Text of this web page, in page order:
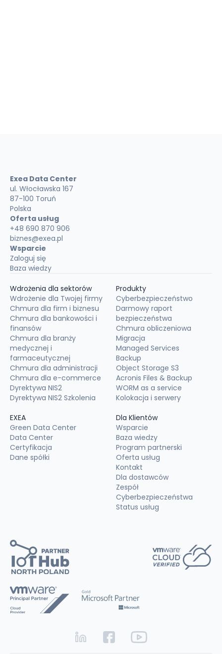
Exea Data Center
ul. Włocławska 167
87-100 Toruń
Polska
Oferta usług
+48 690 870 906
biznes@exea.pl
Wsparcie
Zaloguj się
Baza wiedzy
Wdrożenia dla sektorów
Wdrożenie dla Twojej firmy
Chmura dla firm i biznesu
Chmura dla bankowości i
finansów
Chmura dla branży
medycznej i
farmaceutycznej
Chmura dla administracji
Chmura dla e-commerce
Dyrektywa NIS2
Dyrektywa NIS2 Szkolenia
Produkty
Cyberbezpieczeństwo
Darmowy raport
bezpieczeństwa
Chmura obliczeniowa
Migracja
Managed Services
Backup
Object Storage S3
Acronis Files & Backup
WORM as a service
Kolokacja i serwery
EXEA
Green Data Center
Data Center
Certyfikacja
Dane spółki
Dla Klientów
Wsparcie
Baza wiedzy
Program partnerski
Oferta usług
Kontakt
Dla dostawców
Zespół
Cyberbezpieczeństwa
Status usług